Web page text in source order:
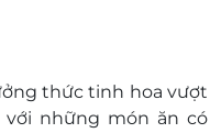
có nhu cầu muốn
nhà hàng.
thức tinh hoa vượt
những món ăn có